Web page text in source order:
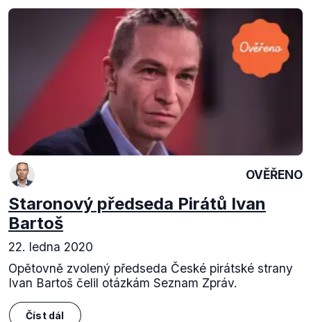
OVĚŘENO
Staronový předseda Pirátů Ivan
Bartoš
22. ledna 2020
Opětovně zvolený předseda České pirátské strany
Ivan Bartoš čelil otázkám Seznam Zpráv.
Číst dál